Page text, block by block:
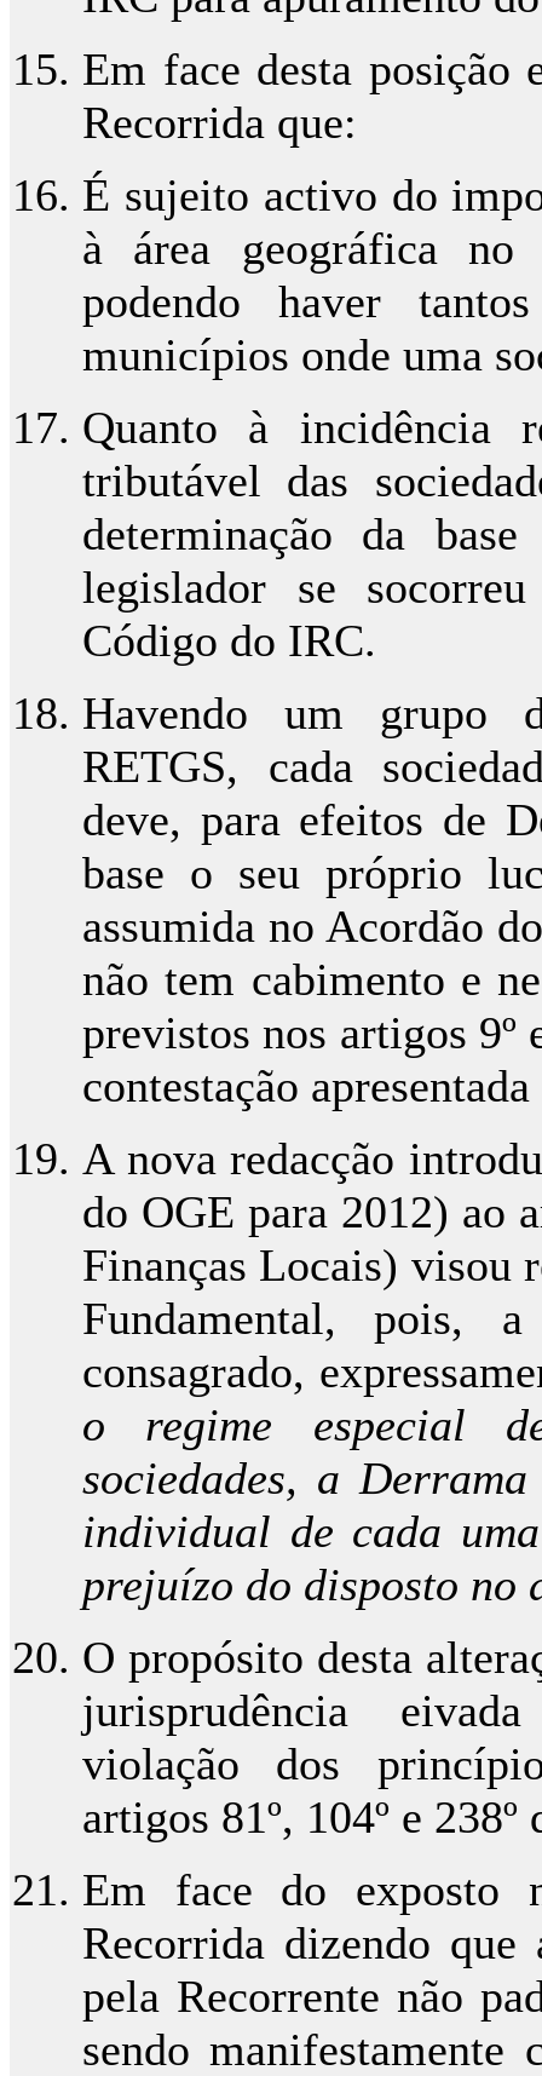
Em face desta
Recorrida que:
É sujeito activo do
à área geográfica
podendo haver
municípios onde uma
Quanto à incidência
tributável das
determinação da
legislador se
Código do IRC.
Havendo um grupo
RETGS, cada
deve, para efeitos de
base o seu próprio
assumida no Acordão
não tem cabimento e
previstos nos artigos
contestação
A nova redacção
do OGE para 2012) ao
Finanças Locais) visou
Fundamental, pois,
consagrado,
o regime especial
sociedades, a
individual de cada
prejuízo do disposto no
O propósito desta
jurisprudência
violação dos
artigos 81º, 104º e 238º
Em face do exposto
Recorrida dizendo
pela Recorrente não
sendo